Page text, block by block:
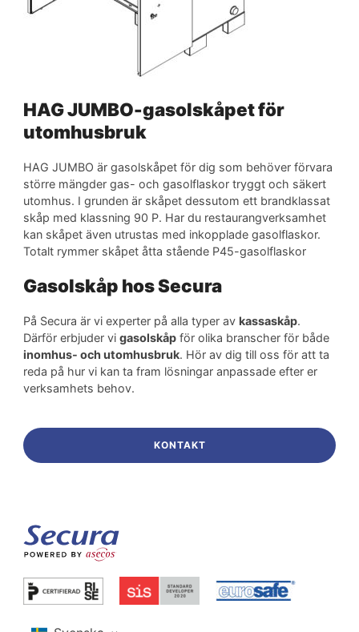
HAG JUMBO-gasolskåpet för
utomhusbruk
HAG JUMBO är gasolskåpet för dig som behöver förvara
större mängder gas- och gasolflaskor tryggt och säkert
utomhus. I grunden är skåpet dessutom ett brandklassat
skåp med klassning 90 P. Har du restaurangverksamhet
kan skåpet även utrustas med inkopplade gasolflaskor.
Totalt rymmer skåpet åtta stående P45-gasolflaskor
Gasolskåp hos Secura
På Secura är vi experter på alla typer av kassaskåp.
Därför erbjuder vi gasolskåpför olika branscher för både
inomhus- och utomhusbruk. Hör av dig till oss för att ta
reda på hur vi kan ta fram lösningar anpassade efter er
verksamhets behov.
KONTAKT